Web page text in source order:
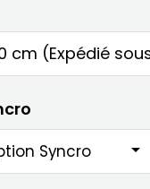
arrow_drop_down